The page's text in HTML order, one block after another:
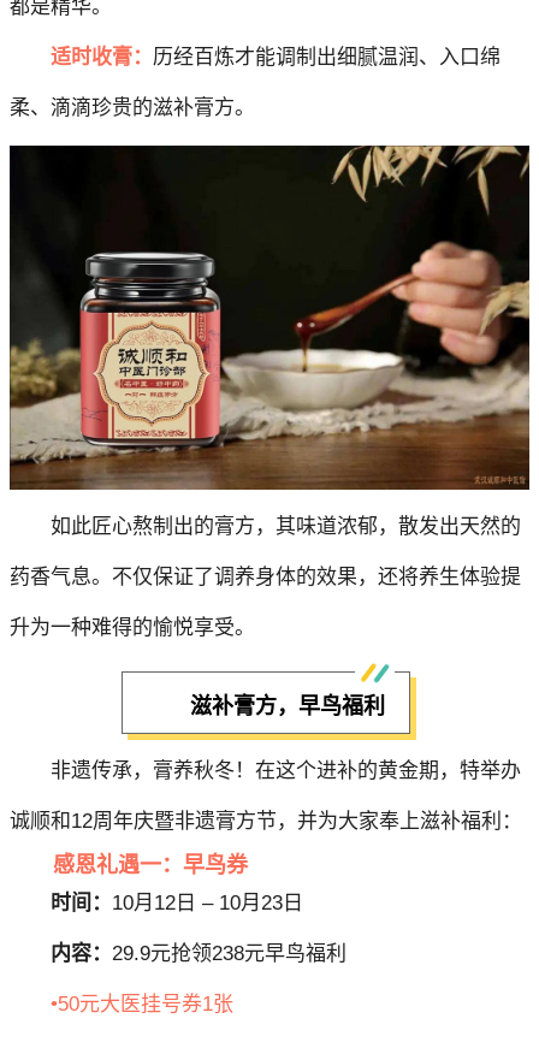
都是精华。
适时收膏： 历经百炼才能调制出细腻温润、入口绵
柔、滴滴珍贵的滋补膏方。
如此匠心熬制出的膏方，其味道浓郁，散发出天然的
药香气息。不仅保证了调养身体的效果，还将养生体验提
升为一种难得的愉悦享受。
滋补膏方，早鸟福利
非遗传承，膏养秋冬！在这个进补的黄金期，特举办
诚顺和12周年庆暨非遗膏方节，并为大家奉上滋补福利：
感恩礼遇一：早鸟券
时间： 10月12日 – 10月23日
内容： 29.9元抢领238元早鸟福利
•50元大医挂号券1张